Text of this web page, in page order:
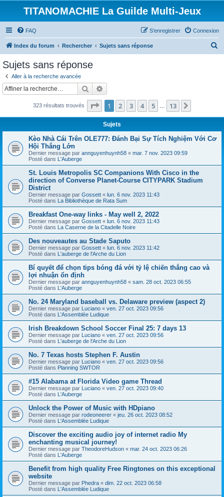
TITANOMACHIE La Guilde Multi-Jeux
FAQ Connexion
S’enregistrer
Index du forum Rechercher Sujets sans réponse
c
Sujets sans réponse
Aller à la recherche avancée
Rechercher
323 résultats trouvés Page 1sur13
1 2 3 4 5 13
Sujets
Kèo Nhà Cái Trên OLE777: Đánh Bại Sự Tích Nghiệm Với Cơ
Hội Thắng Lớn
Dernier message par annguyenhuynh58 « mar. 7 nov. 2023 09:59
Posté dans L'Auberge
St. Louis Metropolis SC Companions With Cisco in the
direction of Converse Planet-Course CITYPARK Stadium
District
Dernier message par Gossett « lun. 6 nov. 2023 11:43
Posté dans La Bibliothèque de Rata Sum
Breakfast One-way links - May well 2, 2022
Dernier message par Gossett « lun. 6 nov. 2023 11:43
Posté dans La Caserne de la Citadelle Noire
Des nouveautes au Stade Saputo
Dernier message par Gossett « lun. 6 nov. 2023 11:42
Posté dans L'auberge de l'Arche du Lion
Bí quyết để chọn tips bóng đá với tỷ lệ chiến thắng cao và
lợi nhuận ổn định
Dernier message par annguyenhuynh58 « sam. 28 oct. 2023 06:55
Posté dans L'Auberge
No. 24 Maryland baseball vs. Delaware preview (aspect 2)
Dernier message par Luciano « ven. 27 oct. 2023 09:56
Posté dans L'Assemblée Ludique
Irish Breakdown School Soccer Final 25: 7 days 13
Dernier message par Luciano « ven. 27 oct. 2023 09:56
Posté dans L'auberge de l'Arche du Lion
No. 7 Texas hosts Stephen F. Austin
Dernier message par Luciano « ven. 27 oct. 2023 09:56
Posté dans Planning SWTOR
#15 Alabama at Florida Video game Thread
Dernier message par Luciano « ven. 27 oct. 2023 09:40
Posté dans L'Auberge
Unlock the Power of Music with HDpiano
Dernier message par rodeoneerer « jeu. 26 oct. 2023 08:52
Posté dans L'Assemblée Ludique
Discover the exciting audio joy of internet radio My
enchanting musical journey!
Dernier message par TheodoreHudson « mar. 24 oct. 2023 06:26
Posté dans L'Auberge
Benefit from high quality Free Ringtones on this exceptional
website
Dernier message par Phedra « dim. 22 oct. 2023 06:58
Posté dans L'Assemblée Ludique